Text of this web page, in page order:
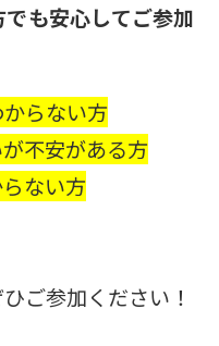
も安心してご参加
らない方
不安がある方
ない方
ご参加ください！